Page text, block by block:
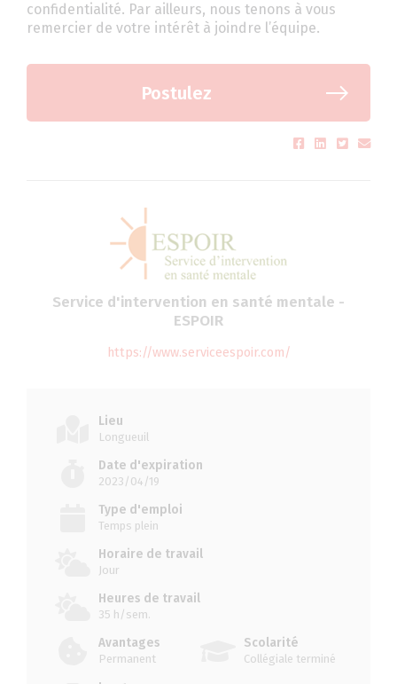
confidentialité. Par ailleurs, nous tenons à vous
remercier de votre intérêt à joindre l’équipe.
Postulez
Service d'intervention en santé mentale -
ESPOIR
https://www.serviceespoir.com/
Lieu
Longueuil
Date d'expiration
2023/04/19
Type d'emploi
Temps plein
Horaire de travail
Jour
Heures de travail
35 h/sem.
Avantages
Permanent
Scolarité
Collégiale terminé